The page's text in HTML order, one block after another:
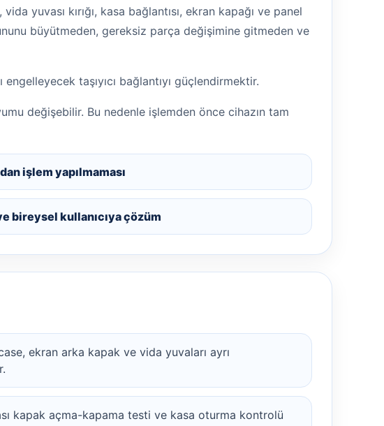
yuvası kırığı, kasa bağlantısı, ekran kapağı ve panel
büyütmeden, gereksiz parça değişimine gitmeden ve
taşıyıcı bağlantıyı güçlendirmektir.
değişebilir. Bu nedenle işlemden önce cihazın tam
işlem yapılmaması
bireysel kullanıcıya çözüm
ekran arka kapak ve vida yuvaları ayrı
kapak açma-kapama testi ve kasa oturma kontrolü